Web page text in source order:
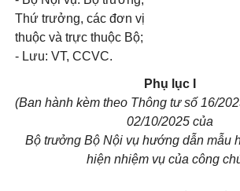
Thứ trưởng, các đơn vị
thuộc và trực thuộc Bộ;
- Lưu: VT, CCVC.
Phụ lục I
(Ban hành kèm theo Thông tư số 16/
02/10/2025 của
Bộ trưởng Bộ Nội vụ hướng dẫn mẫu
hiện nhiệm vụ của công